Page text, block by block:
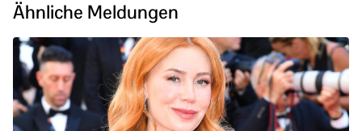
Ähnliche Meldungen